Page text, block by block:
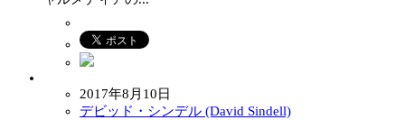
2017年8月10日
デビッド・シンデル (David Sindell)